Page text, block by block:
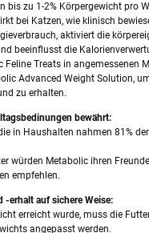
bis zu 1-2% Körpergewicht pro
bei Katzen, wie klinisch
aktiviert die
beeinflusst die
Feline Treats in angemessenen
Advanced Weight Solution,
zu erhalten.
bewährt:
in Haushalten nahmen 81%
würden Metabolic ihren
empfehlen.
-erhalt auf sichere Weise:
erreicht wurde, muss die
angepasst werden.